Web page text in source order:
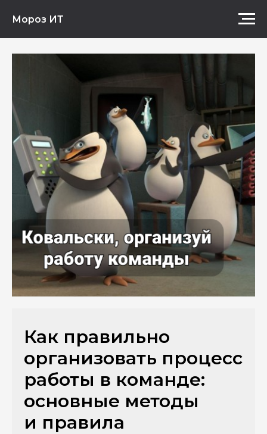
Мороз ИТ
Как правильно
организовать процесс
работы в команде:
основные методы
и правила